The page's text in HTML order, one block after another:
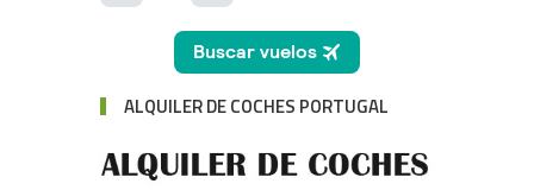
ALQUILER DE COCHES PORTUGAL